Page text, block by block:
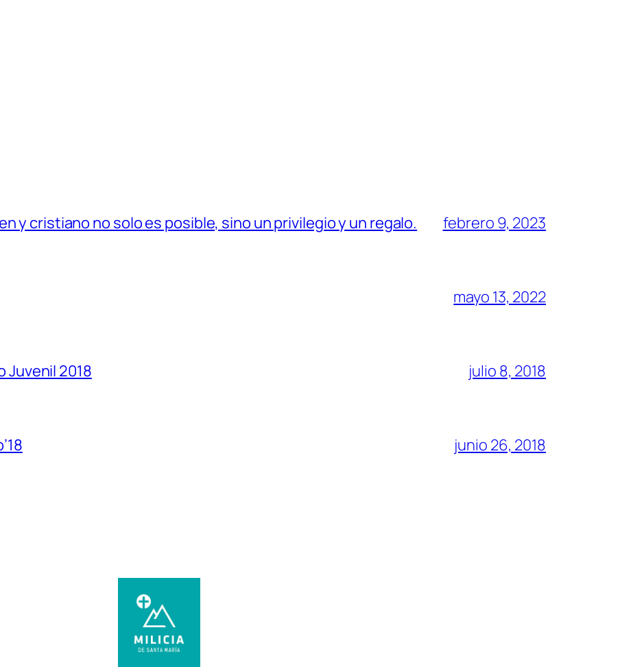
y cristiano no solo es posible, sino un privilegio y un regalo. febrero 9, 2023
mayo 13, 2022
Juvenil 2018 julio 8, 2018
junio 26, 2018